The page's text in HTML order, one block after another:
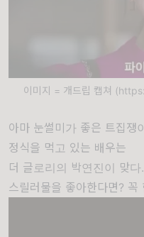
이미지 = 개드립 캡쳐
아마 눈썰미가 좋은 트집쟁
정식을 먹고 있는 배우는
더 글로리의 박연진이 맞
스릴러물을 좋아한다면? 꼭